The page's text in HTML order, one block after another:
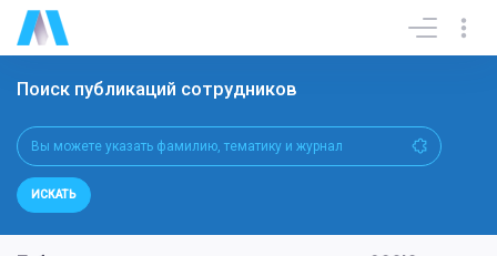
Поиск публикаций сотрудников
ИСКАТЬ